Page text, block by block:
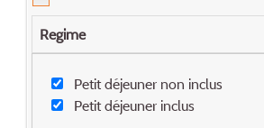
Regime
Petit déjeuner non inclus
Petit déjeuner inclus